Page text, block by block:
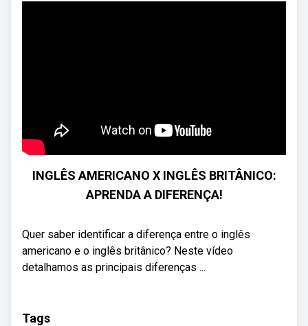
INGLÊS AMERICANO X INGLÊS BRITÂNICO:
APRENDA A DIFERENÇA!
Quer saber identificar a diferença entre o inglês
americano e o inglês britânico? Neste vídeo
detalhamos as principais diferenças ...
Tags